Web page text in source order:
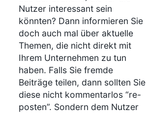
Nutzer interessant sein
könnten? Dann informieren Sie
doch auch mal über aktuelle
Themen, die nicht direkt mit
Ihrem Unternehmen zu tun
haben. Falls Sie fremde
Beiträge teilen, dann sollten Sie
diese nicht kommentarlos “re-
posten”. Sondern dem Nutzer